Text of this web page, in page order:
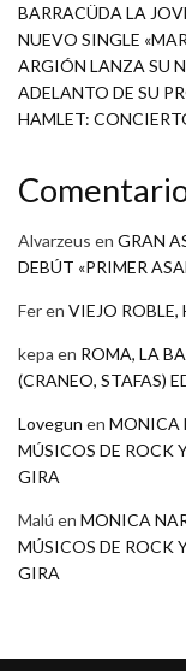
BARRACÜDA LA
NUEVO SINGLE
ARGIÓN LANZA SU
ADELANTO DE SU
HAMLET:
Alvarzeus en GRAN
DEBÚT «PRIMER
Feren VIEJO ROBLE,
kepa en ROMA, LA
(CRANEO, STAFAS)
Lovegun en MONICA
MÚSICOS DE ROCK
GIRA
Malú en MONICA
MÚSICOS DE ROCK
GIRA